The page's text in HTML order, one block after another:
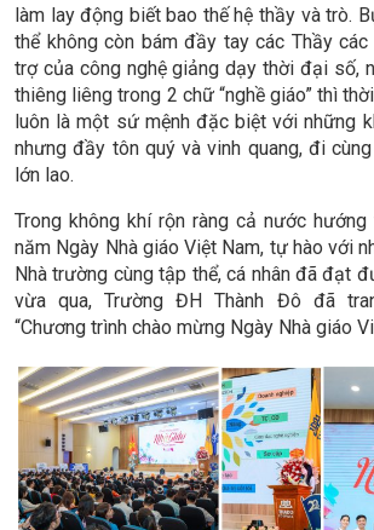
làm lay động biết bao thế hệ thầy và trò.
thể không còn bám đầy tay các Thầy
trợ của công nghệ giảng dạy thời đại số,
thiêng liêng trong 2 chữ “nghề giáo” thì
luôn là một sứ mệnh đặc biệt với những
nhưng đầy tôn quý và vinh quang, đi
lớn lao.
Trong không khí rộn ràng cả nước
năm Ngày Nhà giáo Việt Nam, tự hào với
Nhà trường cùng tập thể, cá nhân đã đạt
vừa qua, Trường ĐH Thành Đô đã
“Chương trình chào mừng Ngày Nhà giáo